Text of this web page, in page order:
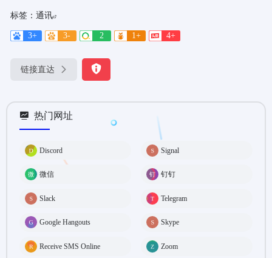
标签： 通讯
3+ 3- 2 1+ 4+
链接直达
热门网址
Discord Signal
微信 钉钉
Slack Telegram
Google Hangouts Skype
Receive SMS Online Zoom